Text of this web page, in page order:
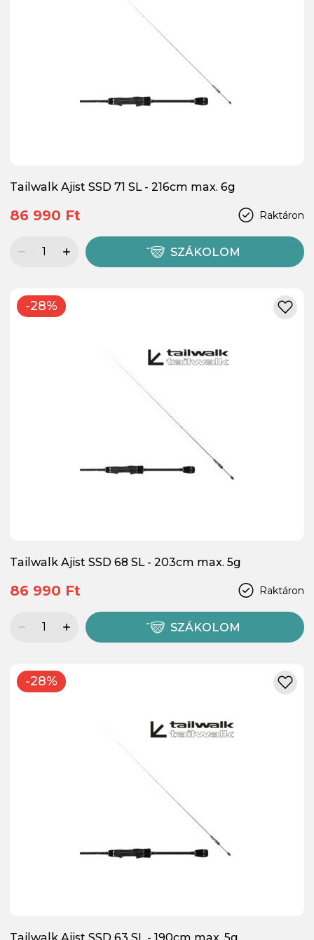
Tailwalk Ajist SSD 71 SL - 216cm max. 6g
Raktáron
86 990 Ft
SZÁKOLOM
-28%
Tailwalk Ajist SSD 68 SL - 203cm max. 5g
Raktáron
86 990 Ft
SZÁKOLOM
-28%